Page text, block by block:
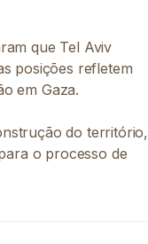
que Tel Aviv
posições refletem
em Gaza.
do território,
o processo de